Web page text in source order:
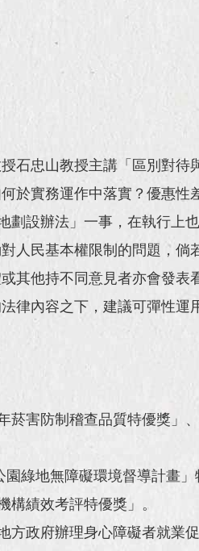
石忠山教授主講「區別對待
於實務運作中落實？優惠
設辦法」一事，在執行上
人民基本權限制的問題，
其他持不同意見者亦會發
律內容之下，建議可彈性運
害防制稽查品質特優獎」
綠地無障礙環境督導計畫」
構績效考評特優獎」。
方政府辦理身心障礙者就業